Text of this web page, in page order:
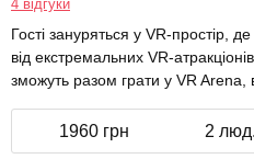
4 відгуки
Гості зануряться у VR-простір,
від екстремальних VR-
зможуть разом грати у VR Arena,
1960 грн 2 люд.